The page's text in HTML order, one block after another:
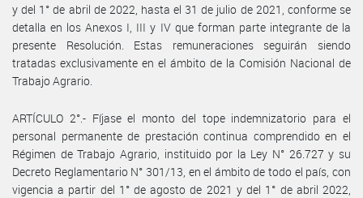
y del 1° de abril de 2022, hasta el 31 de julio de 2021, conforme se
detalla en los Anexos I, III y IV que forman parte integrante de la
presente Resolución. Estas remuneraciones seguirán siendo
tratadas exclusivamente en el ámbito de la Comisión Nacional de
Trabajo Agrario.
ARTÍCULO 2°.- Fíjase el monto del tope indemnizatorio para el
personal permanente de prestación continua comprendido en el
Régimen de Trabajo Agrario, instituido por la Ley N° 26.727 y su
Decreto Reglamentario N° 301/13, en el ámbito de todo el país, con
vigencia a partir del 1° de agosto de 2021 y del 1° de abril 2022,